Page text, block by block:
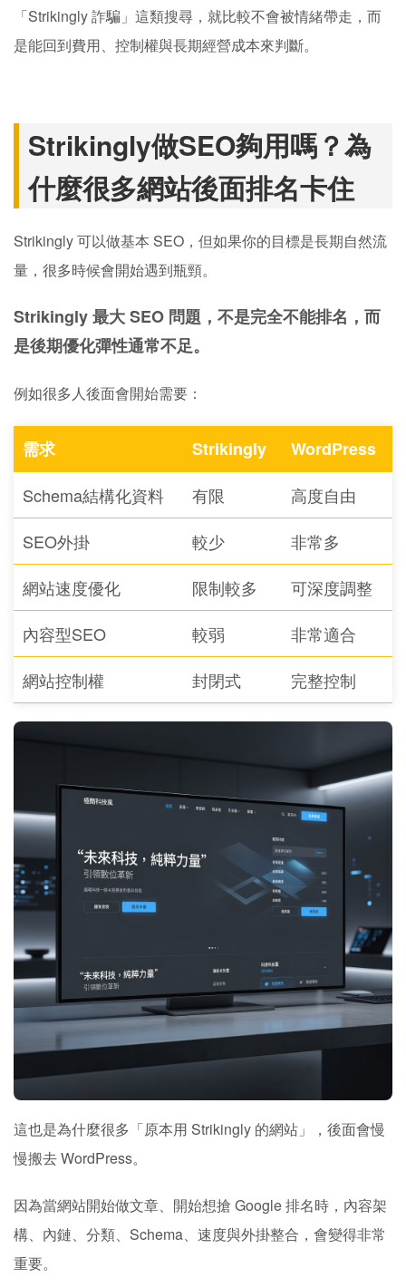
「Strikingly 詐騙」這類搜尋，就比較不會被情緒帶走，而
是能回到費用、控制權與長期經營成本來判斷。
Strikingly做SEO夠用嗎？為
什麼很多網站後面排名卡住
Strikingly 可以做基本 SEO，但如果你的目標是長期自然流
量，很多時候會開始遇到瓶頸。
Strikingly 最大 SEO 問題，不是完全不能排名，而
是後期優化彈性通常不足。
例如很多人後面會開始需要：
需求 Strikingly
WordPress
Schema結構化資料
有限
高度自由
SEO外掛
較少
非常多
網站速度優化
限制較多
可深度調整
內容型SEO
較弱
非常適合
網站控制權
封閉式 完整控制
這也是為什麼很多「原本用 Strikingly 的網站」，後面會慢
慢搬去 WordPress。
因為當網站開始做文章、開始想搶 Google 排名時，內容架
構、內鏈、分類、Schema、速度與外掛整合，會變得非常
重要。